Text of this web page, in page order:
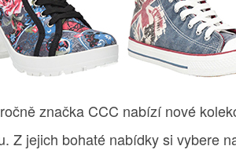
značka CCC nabízí nové
Z jejich bohaté nabídky si vybere